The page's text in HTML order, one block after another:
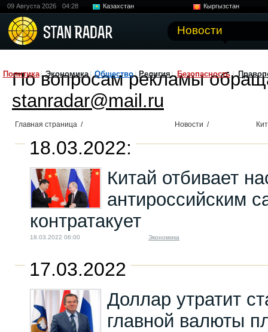
09 Августа 2026 04:28 Казахстан
Кыргызстан
Новости
Политика Экономика Общество Религия Безопасность
По вопросам рекламы
stanradar@mail.ru
Главная страница / Новости /
18.03.2022:
Китай отбивает
антироссийским
контратакует
18.03.2022 06:00 Экономика
17.03.2022
Доллар утратит
главной валюты